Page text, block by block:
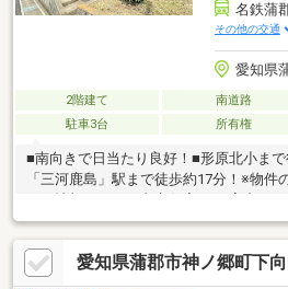
名鉄蒲
その他の交通
愛知県
2階建て 南道路
駐車3台
所有権
■南向きで日当たり良好！■形原北小ま
「三河鹿島」駅まで徒歩約17分！※物件
は是非一度お問合せください！＼ お問
愛知県蒲郡市神ノ郷町下